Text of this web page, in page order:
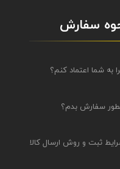
سفارش
به شما اعتماد کنم؟
سفارش بدم؟
ثبت و روش ارسال کالا